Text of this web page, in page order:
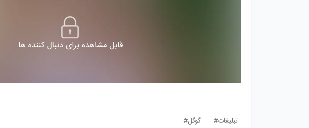
قابل مشاهده برای دنبال کننده ها
تبلیغات#
گوگل#